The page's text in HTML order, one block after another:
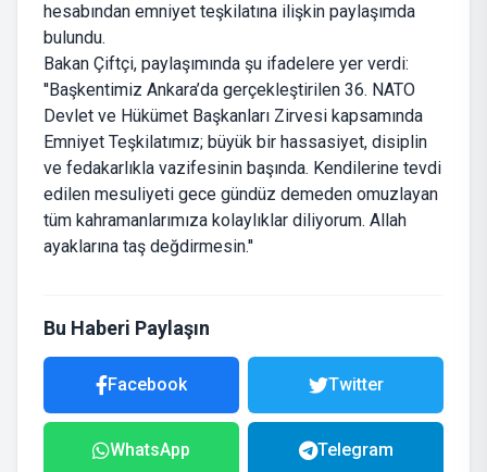
hesabından emniyet teşkilatına ilişkin paylaşımda
bulundu.
Bakan Çiftçi, paylaşımında şu ifadelere yer verdi:
''Başkentimiz Ankara’da gerçekleştirilen 36. NATO
Devlet ve Hükümet Başkanları Zirvesi kapsamında
Emniyet Teşkilatımız; büyük bir hassasiyet, disiplin
ve fedakarlıkla vazifesinin başında. Kendilerine tevdi
edilen mesuliyeti gece gündüz demeden omuzlayan
tüm kahramanlarımıza kolaylıklar diliyorum. Allah
ayaklarına taş değdirmesin.''
Bu Haberi Paylaşın
Facebook Twitter
WhatsApp Telegram